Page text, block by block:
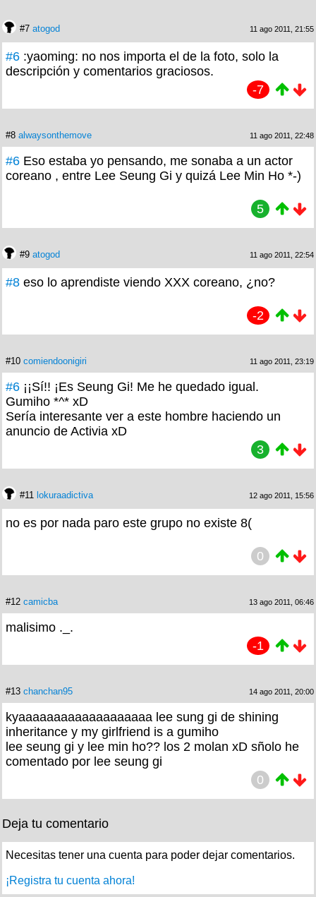
#7 atogod 11 ago 2011, 21:55
#6 :yaoming: no nos importa el de la foto, solo la
descripción y comentarios graciosos.
-7
#8 alwaysonthemove 11 ago 2011, 22:48
#6 Eso estaba yo pensando, me sonaba a un actor
coreano , entre Lee Seung Gi y quizá Lee Min Ho *-)
5
#9 atogod 11 ago 2011, 22:54
#8 eso lo aprendiste viendo XXX coreano, ¿no?
-2
#10 comiendoonigiri 11 ago 2011, 23:19
#6 ¡¡Sí!! ¡Es Seung Gi! Me he quedado igual.
Gumiho *^* xD
Sería interesante ver a este hombre haciendo un
anuncio de Activia xD
3
#11 lokuraadictiva 12 ago 2011, 15:56
no es por nada paro este grupo no existe 8(
0
#12 camicba 13 ago 2011, 06:46
malisimo ._.
-1
#13 chanchan95 14 ago 2011, 20:00
kyaaaaaaaaaaaaaaaaaaa lee sung gi de shining
inheritance y my girlfriend is a gumiho
lee seung gi y lee min ho?? los 2 molan xD sñolo he
comentado por lee seung gi
0
Deja tu comentario
Necesitas tener una cuenta para poder dejar comentarios.
¡Registra tu cuenta ahora!